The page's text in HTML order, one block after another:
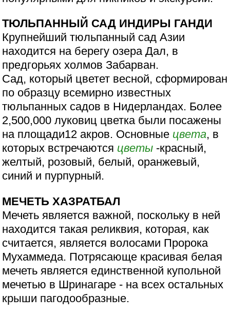
ТЮЛЬПАННЫЙ САД ИНДИРЫ ГАНДИ
Крупнейший тюльпанный сад Азии
находится на берегу озера Дал, в
предгорьях холмов Забарван.
Сад, который цветет весной, сформирован
по образцу всемирно известных
тюльпанных садов в Нидерландах. Более
2,500,000 луковиц цветка были посажены
на площади12 акров. Основные цвета, в
которых встречаются цветы -красный,
желтый, розовый, белый, оранжевый,
синий и пурпурный.
МЕЧЕТЬ ХАЗРАТБАЛ
Мечеть является важной, поскольку в ней
находится такая реликвия, которая, как
считается, является волосами Пророка
Мухаммеда. Потрясающе красивая белая
мечеть является единственной купольной
мечетью в Шринагаре - на всех остальных
крыши пагодообразные.